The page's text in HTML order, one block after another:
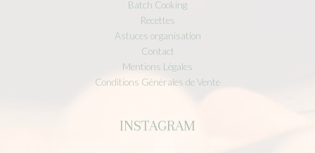
Batch Cooking
Recettes
Astuces organisation
Contact
Mentions Légales
Conditions Générales de Vente
INSTAGRAM